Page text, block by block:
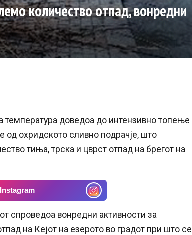
количество отпад, вонредни
доведоа до интензивно топење
од охридското сливно подрачје, што
тиња, трска и цврст отпад на брегот на
спроведоа вонредни активности за
на Кејот на езерото во градот при што се